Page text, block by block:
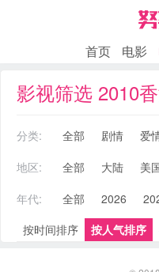
首页 电影
影视筛选 2010
分类: 全部 剧情 爱
地区:
全部 大陆 美
年代:
全部 2026
按时间排序
按人气排序